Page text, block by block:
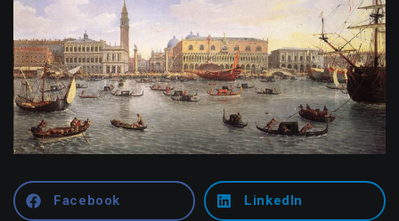
Facebook LinkedIn